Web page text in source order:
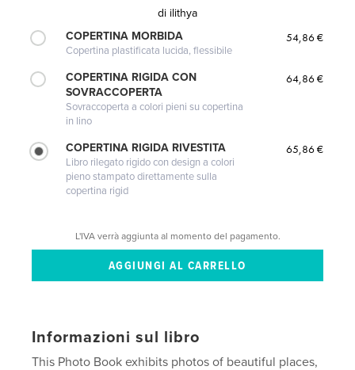
di ilithya
COPERTINA MORBIDA
Copertina plastificata lucida, flessibile
54,86 €
COPERTINA RIGIDA CON
SOVRACCOPERTA
Sovraccoperta a colori pieni su copertina
in lino
64,86 €
COPERTINA RIGIDA RIVESTITA
Libro rilegato rigido con design a colori
pieno stampato direttamente sulla
copertina rigid
65,86 €
L'IVA verrà aggiunta al momento del pagamento.
Informazioni sul libro
This Photo Book exhibits photos of beautiful places,